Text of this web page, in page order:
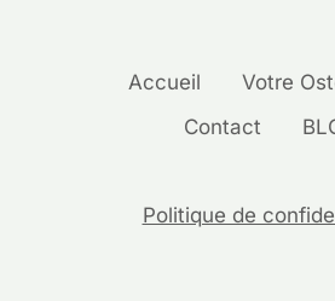
Accueil
Votre
Contact
Politique de